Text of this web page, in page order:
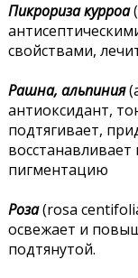
Пикрориза курроa
свойствами,
Рашна, альпиния
антиоксидант,
подтягивает,
пигментацию
Роза(rosa
освежает и
подтянутой.